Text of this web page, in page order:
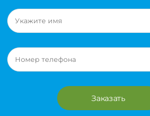
Заказать